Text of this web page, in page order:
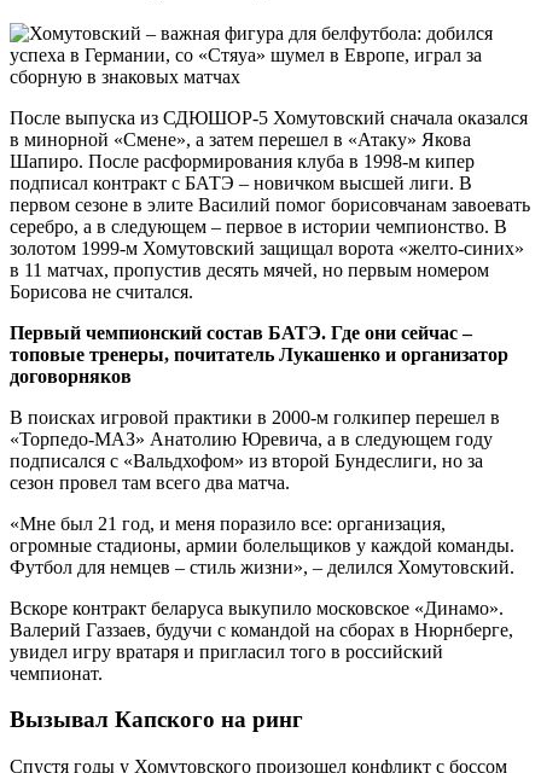
После выпуска из СДЮШОР-5 Хомутовский сначала оказался
в минорной «Смене», а затем перешел в «Атаку» Якова
Шапиро. После расформирования клуба в 1998-м кипер
подписал контракт с БАТЭ – новичком высшей лиги. В
первом сезоне в элите Василий помог борисовчанам завоевать
серебро, а в следующем – первое в истории чемпионство. В
золотом 1999-м Хомутовский защищал ворота «желто-синих»
в 11 матчах, пропустив десять мячей, но первым номером
Борисова не считался.
Первый чемпионский состав БАТЭ. Где они сейчас –
топовые тренеры, почитатель Лукашенко и организатор
договорняков
В поисках игровой практики в 2000-м голкипер перешел в
«Торпедо-МАЗ» Анатолию Юревича, а в следующем году
подписался с «Вальдхофом» из второй Бундеслиги, но за
сезон провел там всего два матча.
«Мне был 21 год, и меня поразило все: организация,
огромные стадионы, армии болельщиков у каждой команды.
Футбол для немцев – стиль жизни», – делился Хомутовский.
Вскоре контракт беларуса выкупило московское «Динамо».
Валерий Газзаев, будучи с командой на сборах в Нюрнберге,
увидел игру вратаря и пригласил того в российский
чемпионат.
Вызывал Капского на ринг
Спустя годы у Хомутовского произошел конфликт с боссом